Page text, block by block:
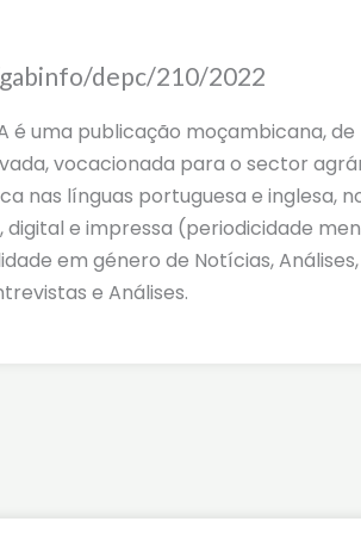
depc/210/2022
é uma publicação moçambicana, de
vocacionada para o sector
nas línguas portuguesa e inglesa,
digital e impressa (periodicidade
em género de Notícias, Análises,
e Análises.